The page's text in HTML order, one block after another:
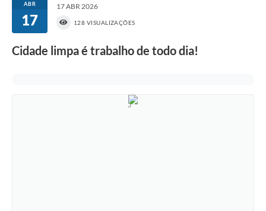
ABR
17
17 ABR 2026
128 VISUALIZAÇÕES
Cidade limpa é trabalho de todo dia!